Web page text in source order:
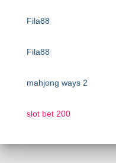
Fila88
Fila88
mahjong ways 2
slot bet 200